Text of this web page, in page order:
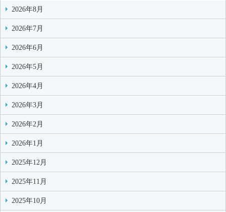
2026年8月
2026年7月
2026年6月
2026年5月
2026年4月
2026年3月
2026年2月
2026年1月
2025年12月
2025年11月
2025年10月